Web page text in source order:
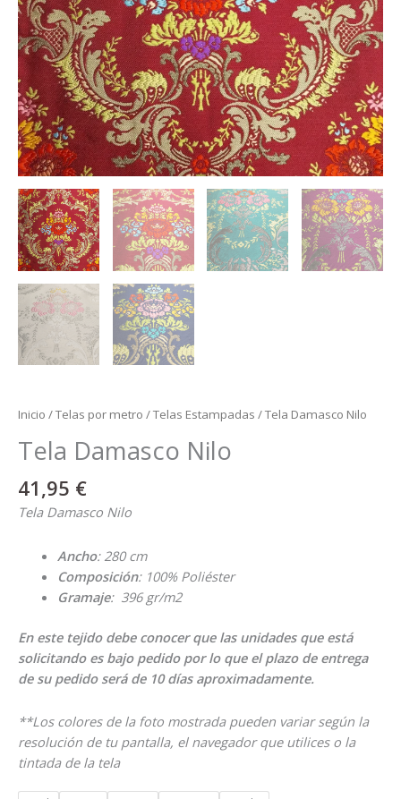
Inicio /Telas por metro /Telas Estampadas / Tela Damasco Nilo
Tela Damasco Nilo
41,95 €
Tela Damasco Nilo
Ancho: 280 cm
Composición: 100% Poliéster
Gramaje: 396 gr/m2
En este tejido debe conocer que las unidades que está
solicitando es bajo pedido por lo que el plazo de entrega
de su pedido será de 10 días aproximadamente.
**Los colores de la foto mostrada pueden variar según la
resolución de tu pantalla, el navegador que utilices o la
tintada de la tela